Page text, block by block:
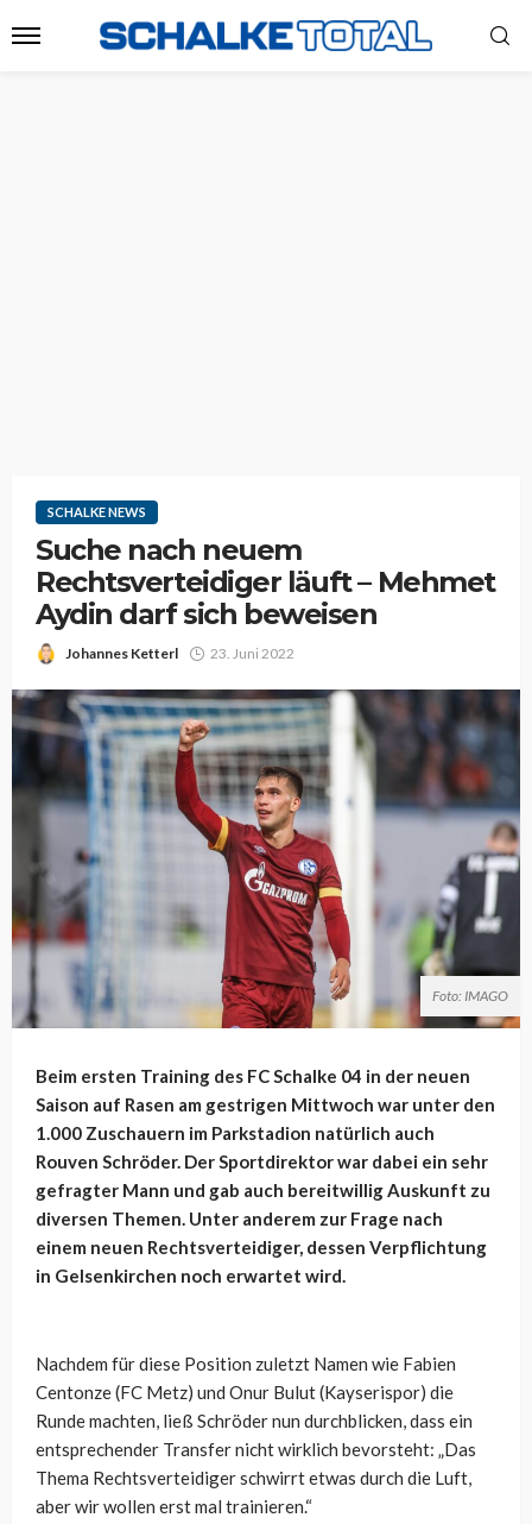
SCHALKE NEWS
Suche nach neuem
Rechtsverteidiger läuft – Mehmet
Aydin darf sich beweisen
Johannes Ketterl 23. Juni 2022
Foto: IMAGO
Beim ersten Training des FC Schalke 04 in der neuen
Saison auf Rasen am gestrigen Mittwoch war unter den
1.000 Zuschauern im Parkstadion natürlich auch
Rouven Schröder. Der Sportdirektor war dabei ein sehr
gefragter Mann und gab auch bereitwillig Auskunft zu
diversen Themen. Unter anderem zur Frage nach
einem neuen Rechtsverteidiger, dessen Verpflichtung
in Gelsenkirchen noch erwartet wird.
Nachdem für diese Position zuletzt Namen wie Fabien
Centonze (FC Metz) und Onur Bulut (Kayserispor) die
Runde machten, ließ Schröder nun durchblicken, dass ein
entsprechender Transfer nicht wirklich bevorsteht: „Das
Thema Rechtsverteidiger schwirrt etwas durch die Luft,
aber wir wollen erst mal trainieren.“